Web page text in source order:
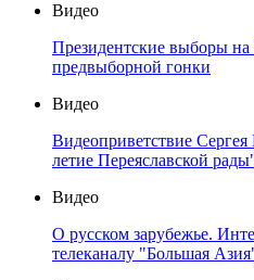
Видео
Президентские выборы
предвыборной гонки
Видео
Видеоприветствие
летие Переяславской
Видео
О русском зарубежье.
телеканалу "Большая